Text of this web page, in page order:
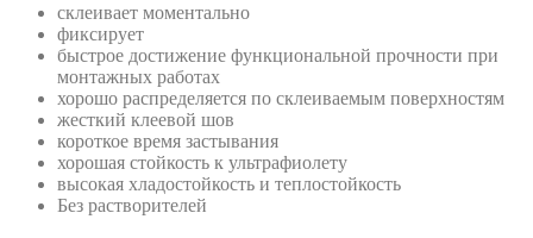
склеивает моментально
фиксирует
быстрое достижение функциональной прочности при
монтажных работах
хорошо распределяется по склеиваемым поверхностям
жесткий клеевой шов
короткое время застывания
хорошая стойкость к ультрафиолету
высокая хладостойкость и тeплостойкость
Без раcтворителей